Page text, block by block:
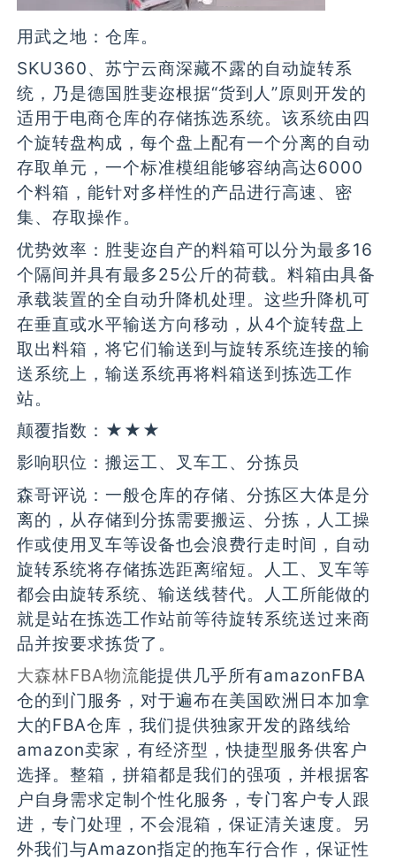
用武之地：仓库。
SKU360、苏宁云商深藏不露的自动旋转系
统，乃是德国胜斐迩根据“货到人”原则开发的
适用于电商仓库的存储拣选系统。该系统由四
个旋转盘构成，每个盘上配有一个分离的自动
存取单元，一个标准模组能够容纳高达6000
个料箱，能针对多样性的产品进行高速、密
集、存取操作。
优势效率：胜斐迩自产的料箱可以分为最多16
个隔间并具有最多25公斤的荷载。料箱由具备
承载装置的全自动升降机处理。这些升降机可
在垂直或水平输送方向移动，从4个旋转盘上
取出料箱，将它们输送到与旋转系统连接的输
送系统上，输送系统再将料箱送到拣选工作
站。
颠覆指数：★★★
影响职位：搬运工、叉车工、分拣员
森哥评说：一般仓库的存储、分拣区大体是分
离的，从存储到分拣需要搬运、分拣，人工操
作或使用叉车等设备也会浪费行走时间，自动
旋转系统将存储拣选距离缩短。人工、叉车等
都会由旋转系统、输送线替代。人工所能做的
就是站在拣选工作站前等待旋转系统送过来商
品并按要求拣货了。
大森林FBA物流能提供几乎所有amazonFBA
仓的到门服务，对于遍布在美国欧洲日本加拿
大的FBA仓库，我们提供独家开发的路线给
amazon卖家，有经济型，快捷型服务供客户
选择。整箱，拼箱都是我们的强项，并根据客
户自身需求定制个性化服务，专门客户专人跟
进，专门处理，不会混箱，保证清关速度。另
外我们与Amazon指定的拖车行合作，保证性